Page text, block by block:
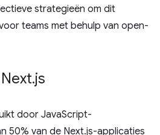
strategieën om dit
teams met behulp van open-
.js
door JavaScript-
50% van de Next.js-applicaties